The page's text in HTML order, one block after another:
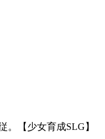
。【少女育成SLG】